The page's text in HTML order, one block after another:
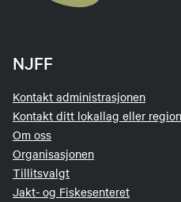
NJFF
Kontakt administrasjonen
Kontakt ditt lokallag eller
Om oss
Organisasjonen
Tillitsvalgt
Jakt- og Fiskesenteret